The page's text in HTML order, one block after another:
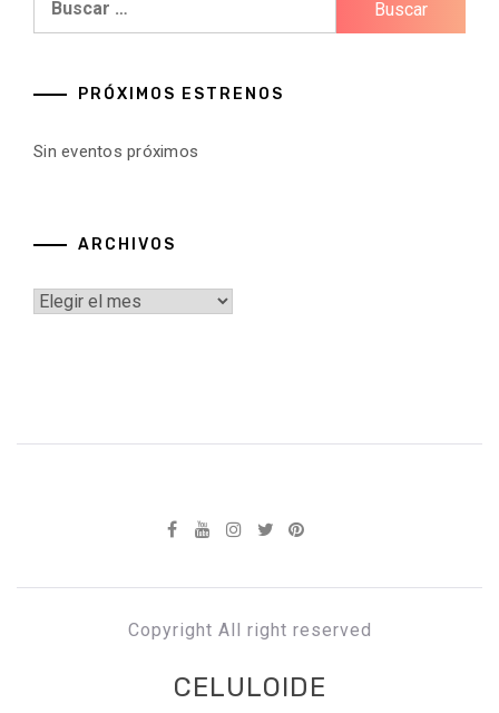
PRÓXIMOS ESTRENOS
Sin eventos próximos
ARCHIVOS
Archivos
Copyright All right reserved
CELULOIDE